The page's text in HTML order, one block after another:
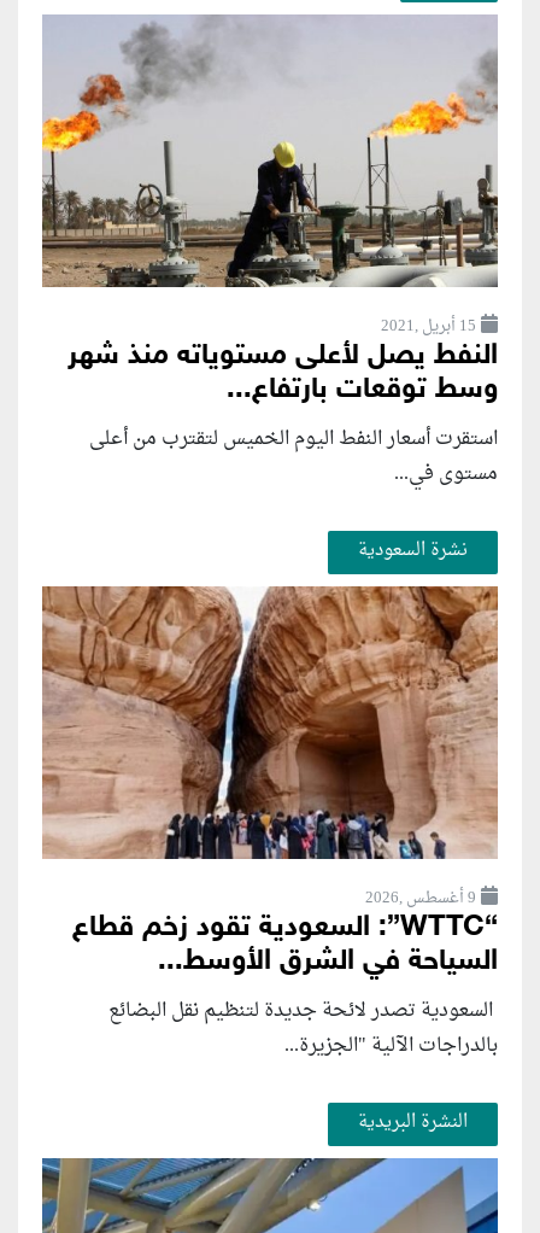
15 أبريل ,2021
النفط يصل لأعلى مستوياته منذ شهر
وسط توقعات بارتفاع...
استقرت أسعار النفط اليوم الخميس لتقترب من أعلى
مستوى في...
نشرة السعودية
9 أغسطس ,2026
“WTTC”: السعودية تقود زخم قطاع
السياحة في الشرق الأوسط...
السعودية تصدر لائحة جديدة لتنظيم نقل البضائع
بالدراجات الآلية "الجزيرة...
النشرة البريدية